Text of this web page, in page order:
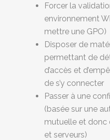
Forcer la
environnement
mettre une GPO)
Disposer de
permettant de
d’accès et
de s’y connecter
Passer à une
(basée sur une
mutuelle et donc
et serveurs)